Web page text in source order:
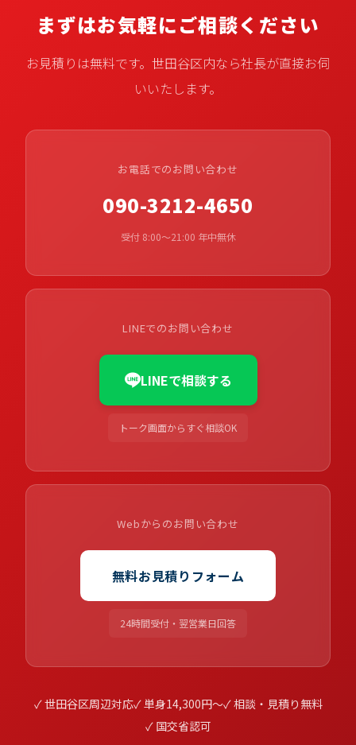
まずはお気軽にご相談ください
お見積りは無料です。世田谷区内なら社長が直接お伺
いいたします。
お電話でのお問い合わせ
090-3212-4650
受付 8:00〜21:00 年中無休
LINEでのお問い合わせ
LINEで相談する
トーク画面からすぐ相談OK
Webからのお問い合わせ
無料お見積りフォーム
24時間受付・翌営業日回答
✓ 世田谷区周辺対応✓ 単身14,300円〜✓ 相談・見積り無料
✓ 国交省認可